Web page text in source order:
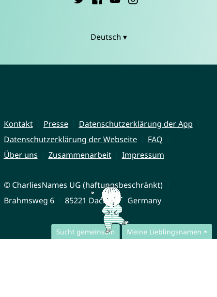
Sucht gemeinsam Meine Lieblingsnamen
Deutsch ▾
Kontakt Presse
Datenschutzerklärung der App
Datenschutzerklärung der Webseite
FAQ
Über uns
Zusammenarbeit Impressum
© CharliesNames UG (haftungsbeschränkt)
Brahmsweg 6
85221 Dachau Germany